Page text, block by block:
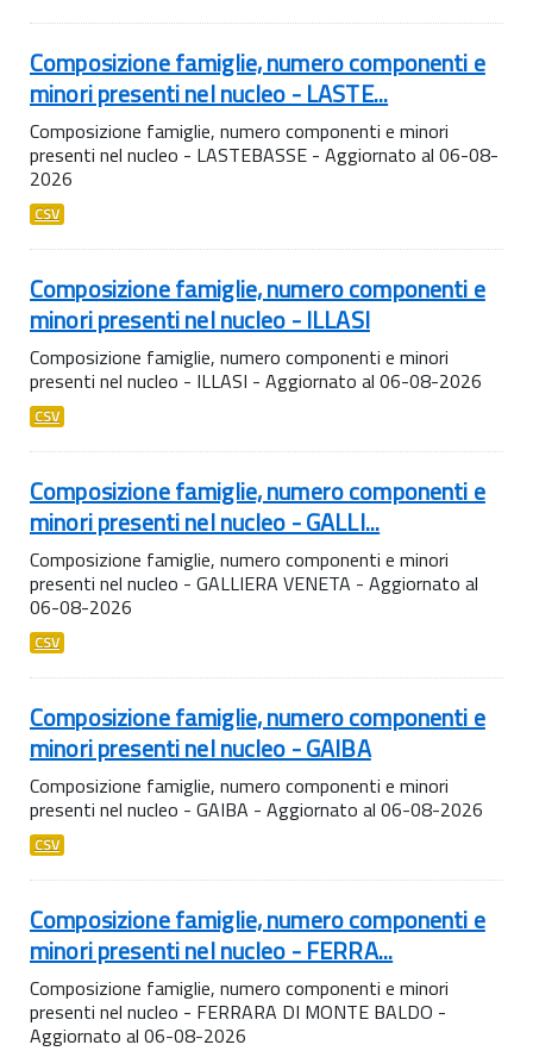
Composizione famiglie, numero componenti e
minori presenti nel nucleo - LASTE...
Composizione famiglie, numero componenti e minori
presenti nel nucleo - LASTEBASSE - Aggiornato al 06-08-
2026
CSV
Composizione famiglie, numero componenti e
minori presenti nel nucleo - ILLASI
Composizione famiglie, numero componenti e minori
presenti nel nucleo - ILLASI - Aggiornato al 06-08-2026
CSV
Composizione famiglie, numero componenti e
minori presenti nel nucleo - GALLI...
Composizione famiglie, numero componenti e minori
presenti nel nucleo - GALLIERA VENETA - Aggiornato al
06-08-2026
CSV
Composizione famiglie, numero componenti e
minori presenti nel nucleo - GAIBA
Composizione famiglie, numero componenti e minori
presenti nel nucleo - GAIBA - Aggiornato al 06-08-2026
CSV
Composizione famiglie, numero componenti e
minori presenti nel nucleo - FERRA...
Composizione famiglie, numero componenti e minori
presenti nel nucleo - FERRARA DI MONTE BALDO -
Aggiornato al 06-08-2026